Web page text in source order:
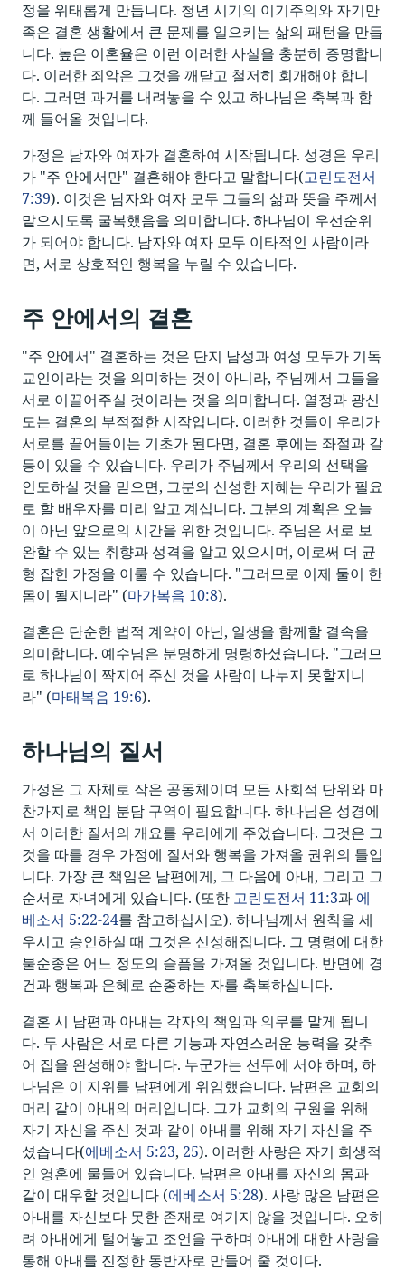
정을 위태롭게 만듭니다. 청년 시기의 이기주의와 자기만
족은 결혼 생활에서 큰 문제를 일으키는 삶의 패턴을 만듭
니다. 높은 이혼율은 이런 이러한 사실을 충분히 증명합니
다. 이러한 죄악은 그것을 깨닫고 철저히 회개해야 합니
다. 그러면 과거를 내려놓을 수 있고 하나님은 축복과 함
께 들어올 것입니다.
가정은 남자와 여자가 결혼하여 시작됩니다. 성경은 우리
가 "주 안에서만" 결혼해야 한다고 말합니다(고린도전서
7:39). 이것은 남자와 여자 모두 그들의 삶과 뜻을 주께서
맡으시도록 굴복했음을 의미합니다. 하나님이 우선순위
가 되어야 합니다. 남자와 여자 모두 이타적인 사람이라
면, 서로 상호적인 행복을 누릴 수 있습니다.
주 안에서의 결혼
"주 안에서" 결혼하는 것은 단지 남성과 여성 모두가 기독
교인이라는 것을 의미하는 것이 아니라, 주님께서 그들을
서로 이끌어주실 것이라는 것을 의미합니다. 열정과 광신
도는 결혼의 부적절한 시작입니다. 이러한 것들이 우리가
서로를 끌어들이는 기초가 된다면, 결혼 후에는 좌절과 갈
등이 있을 수 있습니다. 우리가 주님께서 우리의 선택을
인도하실 것을 믿으면, 그분의 신성한 지혜는 우리가 필요
로 할 배우자를 미리 알고 계십니다. 그분의 계획은 오늘
이 아닌 앞으로의 시간을 위한 것입니다. 주님은 서로 보
완할 수 있는 취향과 성격을 알고 있으시며, 이로써 더 균
형 잡힌 가정을 이룰 수 있습니다. "그러므로 이제 둘이 한
몸이 될지니라" (마가복음 10:8).
결혼은 단순한 법적 계약이 아닌, 일생을 함께할 결속을
의미합니다. 예수님은 분명하게 명령하셨습니다. "그러므
로 하나님이 짝지어 주신 것을 사람이 나누지 못할지니
라" (마태복음 19:6).
하나님의 질서
가정은 그 자체로 작은 공동체이며 모든 사회적 단위와 마
찬가지로 책임 분담 구역이 필요합니다. 하나님은 성경에
서 이러한 질서의 개요를 우리에게 주었습니다. 그것은 그
것을 따를 경우 가정에 질서와 행복을 가져올 권위의 틀입
니다. 가장 큰 책임은 남편에게, 그 다음에 아내, 그리고 그
순서로 자녀에게 있습니다. (또한 고린도전서 11:3과 에
베소서 5:22-24를 참고하십시오). 하나님께서 원칙을 세
우시고 승인하실 때 그것은 신성해집니다. 그 명령에 대한
불순종은 어느 정도의 슬픔을 가져올 것입니다. 반면에 경
건과 행복과 은혜로 순종하는 자를 축복하십니다.
결혼 시 남편과 아내는 각자의 책임과 의무를 맡게 됩니
다. 두 사람은 서로 다른 기능과 자연스러운 능력을 갖추
어 집을 완성해야 합니다. 누군가는 선두에 서야 하며, 하
나님은 이 지위를 남편에게 위임했습니다. 남편은 교회의
머리 같이 아내의 머리입니다. 그가 교회의 구원을 위해
자기 자신을 주신 것과 같이 아내를 위해 자기 자신을 주
셨습니다(에베소서 5:23, 25). 이러한 사랑은 자기 희생적
인 영혼에 물들어 있습니다. 남편은 아내를 자신의 몸과
같이 대우할 것입니다 (에베소서 5:28). 사랑 많은 남편은
아내를 자신보다 못한 존재로 여기지 않을 것입니다. 오히
려 아내에게 털어놓고 조언을 구하며 아내에 대한 사랑을
통해 아내를 진정한 동반자로 만들어 줄 것이다.